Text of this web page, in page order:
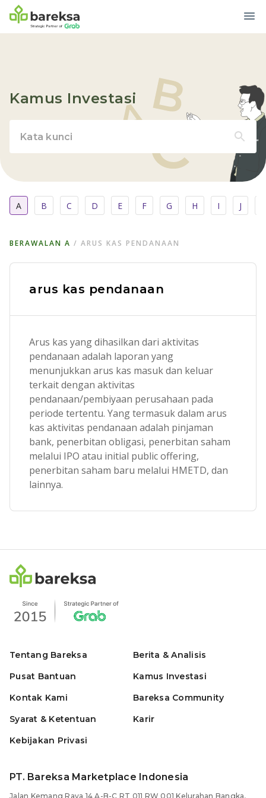
Kamus Investasi
A B C D E F G H I J
BERAWALAN A / ARUS KAS PENDANAAN
arus kas pendanaan
Arus kas yang dihasilkan dari aktivitas
pendanaan adalah laporan yang
menunjukkan arus kas masuk dan keluar
terkait dengan aktivitas
pendanaan/pembiyaan perusahaan pada
periode tertentu. Yang termasuk dalam arus
kas aktivitas pendanaan adalah pinjaman
bank, penerbitan obligasi, penerbitan saham
melalui IPO atau initial public offering,
penerbitan saham baru melalui HMETD, dan
lainnya.
Tentang Bareksa
Pusat Bantuan
Kontak Kami
Syarat & Ketentuan
Kebijakan Privasi
Berita & Analisis
Kamus Investasi
Bareksa Community
Karir
PT. Bareksa Marketplace Indonesia
Jalan Kemang Raya 14 A-B-C RT 011 RW 001 Kelurahan Bangka,